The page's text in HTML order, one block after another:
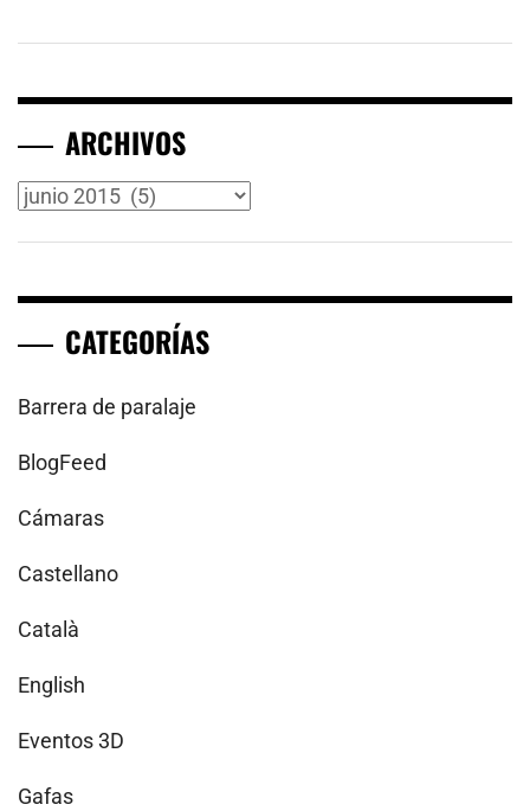
ARCHIVOS
Archivos
CATEGORÍAS
Barrera de paralaje
BlogFeed
Cámaras
Castellano
Català
English
Eventos 3D
Gafas